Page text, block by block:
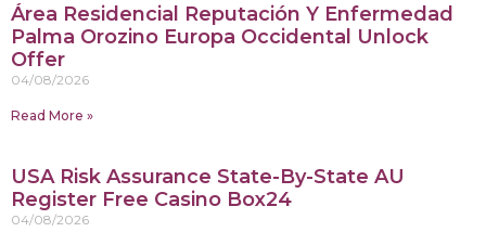
Área Residencial Reputación Y Enfermedad
Palma Orozino Europa Occidental Unlock
Offer
04/08/2026
Read More »
USA Risk Assurance State-By-State AU
Register Free Casino Box24
04/08/2026